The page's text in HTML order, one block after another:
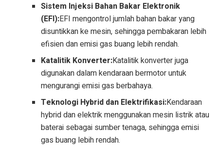
Sistem Injeksi Bahan Bakar Elektronik
(EFI):EFI mengontrol jumlah bahan bakar yang
disuntikkan ke mesin, sehingga pembakaran lebih
efisien dan emisi gas buang lebih rendah.
Katalitik Konverter:Katalitik konverter juga
digunakan dalam kendaraan bermotor untuk
mengurangi emisi gas berbahaya.
Teknologi Hybrid dan Elektrifikasi:Kendaraan
hybrid dan elektrik menggunakan mesin listrik atau
baterai sebagai sumber tenaga, sehingga emisi
gas buang lebih rendah.